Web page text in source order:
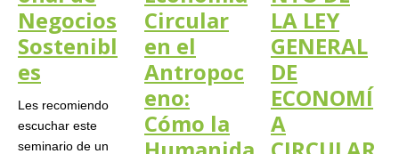
Negocios
Sostenibl
es
Les recomiendo
escuchar este
seminario de un
Circular
en el
Antropoc
eno:
Cómo la
LA LEY
GENERAL
DE
ECONOMÍ
A